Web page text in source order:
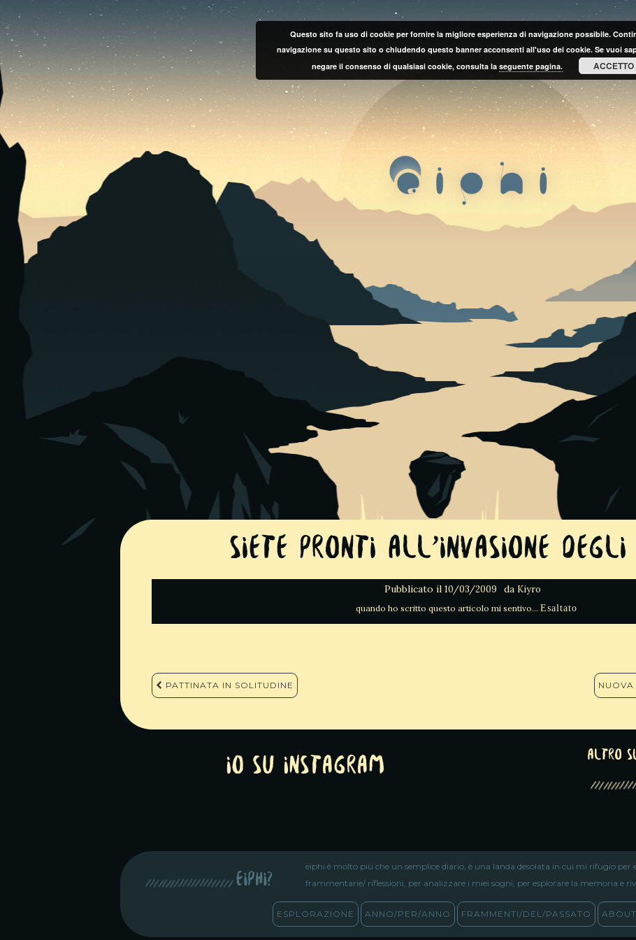
Siete pronti all’invasione degli
Pubblicato il 10/03/2009 da Kiyro
Esaltato
Navigazione
articoli
PATTINATA IN SOLITUDINE
Io su Instagram altro
eiphi?
eiphi è molto più che un semplice diario, è una landa desolata in cui mi rifugio per
frammentarie/ riflessioni, per analizzare i miei sogni, per esplorare la memoria e
ESPLORAZIONE ANNO/PER/ANNO FRAMMENTI/DEL/PASSATO
Questo sito fa uso di cookie per fornire la migliore esperienza di navigazione possibile.
navigazione su questo sito o chiudendo questo banner acconsenti all'uso dei cookie. Se vuoi
negare il consenso di qualsiasi cookie, consulta la seguente pagina. ACCETTO